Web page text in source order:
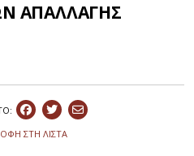
ΑΠΑΛΛΑΓΗΣ
ΣΤΗ ΛΙΣΤΑ